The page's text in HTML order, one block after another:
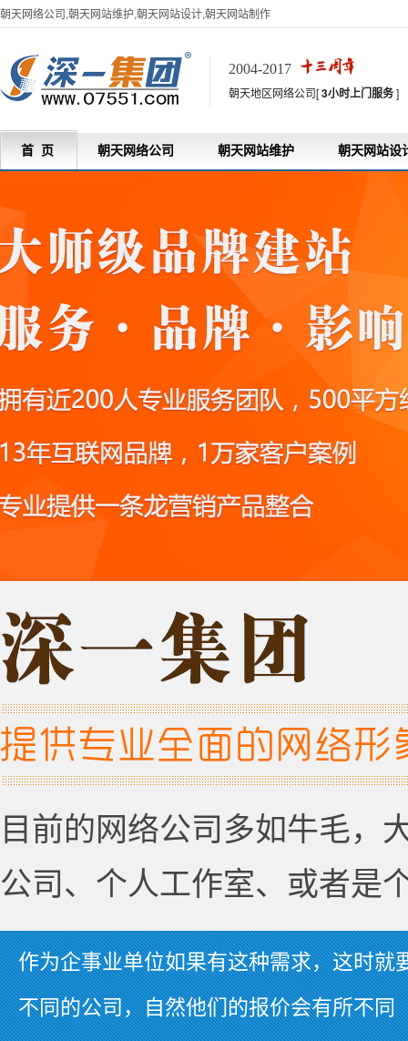
朝天网络公司,朝天网站维护,朝天网站设计,朝天网站制作
2004-2017
朝天地区网络公司[3小时上门服务]
首 页 朝天网络公司 朝天网站维护 朝天网站设
目前的网络公司多如牛毛，
公司、个人工作室、或者是
作为企事业单位如果有这种需求，这时就
不同的公司，自然他们的报价会有所不同